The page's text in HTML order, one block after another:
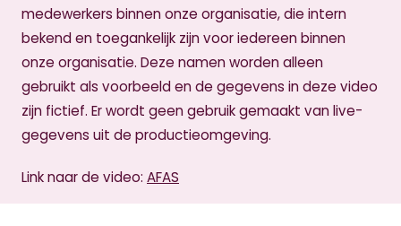
medewerkers binnen onze organisatie, die intern
bekend en toegankelijk zijn voor iedereen binnen
onze organisatie. Deze namen worden alleen
gebruikt als voorbeeld en de gegevens in deze video
zijn fictief. Er wordt geen gebruik gemaakt van live-
gegevens uit de productieomgeving.
Link naar de video: AFAS